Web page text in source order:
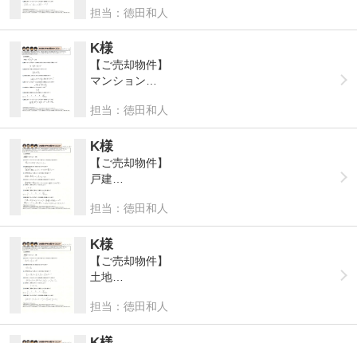
思いますか？
A: 1 2 3 4 ⑤
Q:最後に㈱タイヨーシステムサービスに是非一言
お願いいたします！
A:ご丁寧な対応いつもありがとうございます。
Q:(株)タイヨーシステムサービスにお任せ頂いた
A:営業担当（徳田さん）の話を聞いて
Q:売却まで、期間はどのくらいかかりましたか？
思いますか？
A: 1 2 3 4 ⑤
Q:最後に㈱タイヨーシステムサービスに一言お願
いいたします!
A:大手不動産に任せてもまったく決まらなかった
却する事が出来ました。ありがとうございます。
改めて地元の不動産会社の力を知りました。
A:丁寧な印象
Q:マイホームを購入しようと思ったきっかけを教
えて頂けますか？
A:住環境を向上させようと思ったから
Q:お家探しの中で最もこだわられたポイント等は
A:ペット飼育に便利な広さと間取り
Q:購入までに何件くらい内覧されましたか？
A:1件
思いますか？
A: 1 2 3 ④ 5
Q:最後に㈱タイヨーシステムサービスに是非一言
お願いいたします！
A:
Q:㈱タイヨーシステムサービスを知っていただい
たきっかけを教えていただけますか？
A:すまいステップ
Q:担当者の第一印象はいかがでしたか？
Q:ご自宅をご売却しようと思ったきっかけを教え
て頂けますか？
A:売却するのに良い時期だと思いました
理由などございますか？
Q:売却まで、期間はどのくらいかかりましたか？
A:3ヶ月
Q:当社の事をご家族やご友人などに紹介したいと
A: 1 2 3 4 ⑤
担当：徳田和人
K様
【ご売却物件】
マンション
Q:㈱タイヨーシステムサービスを知っていただい
たきっかけを教えていただけますか？
A:すまいステップ
Q:担当者の第一印象はいかがでしたか？
Q:ご自宅をご売却しようと思ったきっかけを教え
て頂けますか？
A:以前と比べて高く売れそうなので
理由などございますか？
担当：徳田和人
K様
【ご売却物件】
戸建
Q:㈱タイヨーシステムサービスを知っていただい
たきっかけを教えていただけますか？
A:母からの紹介で知りました。
Q:担当者の第一印象はいかがでしたか？
Q:ご自宅をご売却しようと思ったきっかけを教え
て頂けますか？
担当：徳田和人
K様
【ご売却物件】
土地
Q:㈱タイヨーシステムサービスを知っていただい
たきっかけを教えていただけますか？
担当：徳田和人